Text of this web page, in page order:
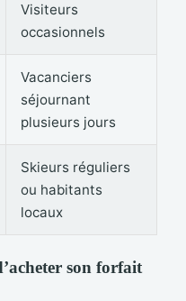
Visiteurs
occasionnels
Vacanciers
séjournant
plusieurs jours
Skieurs réguliers
ou habitants
locaux
son forfait